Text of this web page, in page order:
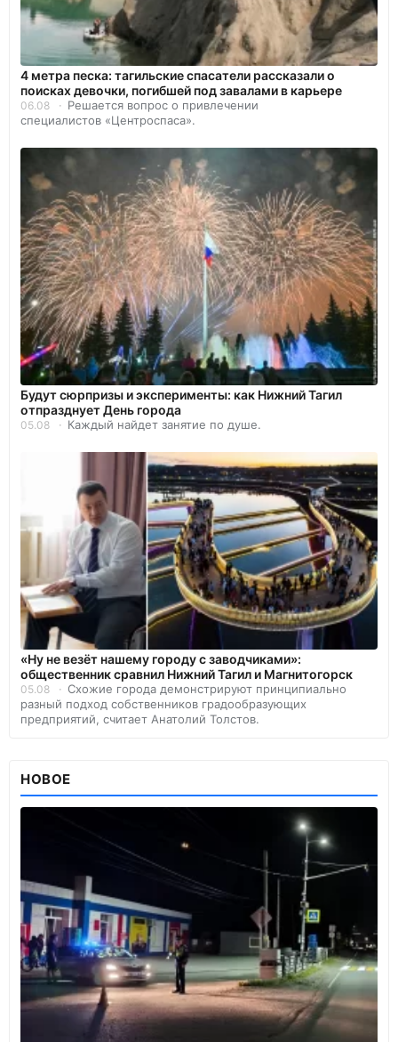
4 метра песка: тагильские спасатели рассказали о
поисках девочки, погибшей под завалами в карьере
06.08
Решается вопрос о привлечении
специалистов «Центроспаса».
Будут сюрпризы и эксперименты: как Нижний Тагил
отпразднует День города
05.08 Каждый найдет занятие по душе.
«Ну не везёт нашему городу с заводчиками»:
общественник сравнил Нижний Тагил и Магнитогорск
05.08
Схожие города демонстрируют принципиально
разный подход собственников градообразующих
предприятий, считает Анатолий Толстов.
НОВОЕ